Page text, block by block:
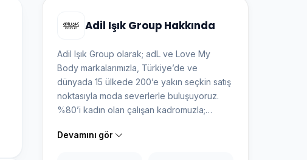
Adil Işık Group Hakkında
Adil Işık Group olarak; adL ve Love My
Body markalarımızla, Türkiye’de ve
dünyada 15 ülkede 200’e yakın seçkin satış
noktasıyla moda severlerle buluşuyoruz.
%80’i kadın olan çalışan kadromuzla;
gücünü her adımda yansıtıyoruz. Yerli üretim
Devamını gör